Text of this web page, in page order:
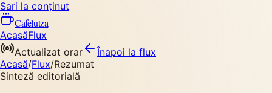
Sari la conținut
Cafelutza
AcasăFlux
Actualizat orar
Înapoi la flux
Acasă/Flux/Rezumat
Sinteză editorială